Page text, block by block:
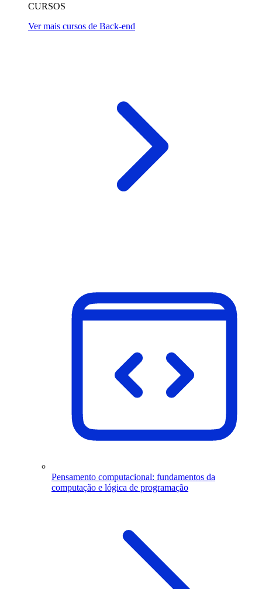
CURSOS
Ver mais cursos de Back-end
Pensamento computacional: fundamentos da
computação e lógica de programação